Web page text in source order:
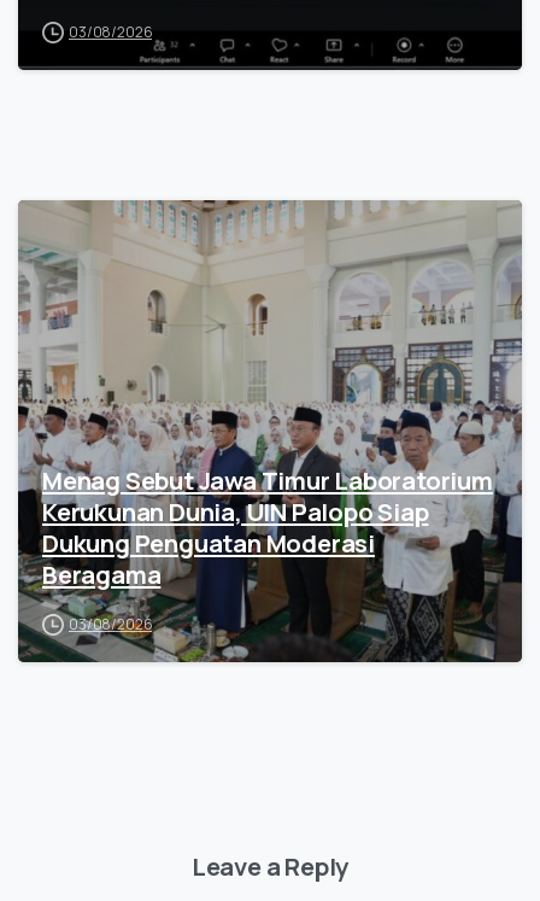
03/08/2026
Menag Sebut Jawa Timur Laboratorium
Kerukunan Dunia, UIN Palopo Siap
Dukung Penguatan Moderasi
Beragama
03/08/2026
Leave a Reply